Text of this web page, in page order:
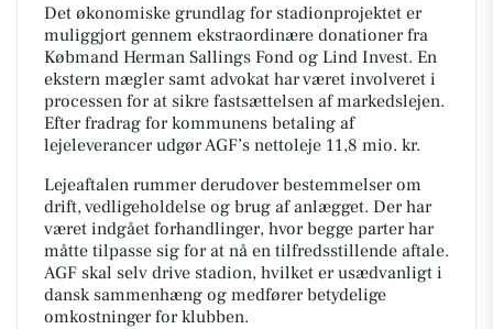
Det økonomiske grundlag for stadionprojektet er
muliggjort gennem ekstraordinære donationer fra
Købmand Herman Sallings Fond og Lind Invest. En
ekstern mægler samt advokat har været involveret i
processen for at sikre fastsættelsen af markedslejen.
Efter fradrag for kommunens betaling af
lejeleverancer udgør AGF’s nettoleje 11,8 mio. kr.
Lejeaftalen rummer derudover bestemmelser om
drift, vedligeholdelse og brug af anlægget. Der har
været indgået forhandlinger, hvor begge parter har
måtte tilpasse sig for at nå en tilfredsstillende aftale.
AGF skal selv drive stadion, hvilket er usædvanligt i
dansk sammenhæng og medfører betydelige
omkostninger for klubben.